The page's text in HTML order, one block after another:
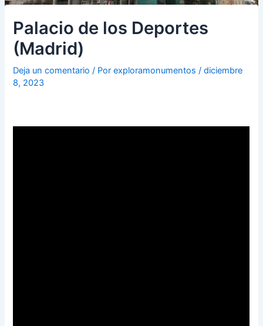
Palacio de los Deportes
(Madrid)
Deja un comentario / Porexploramonumentos/diciembre
8, 2023